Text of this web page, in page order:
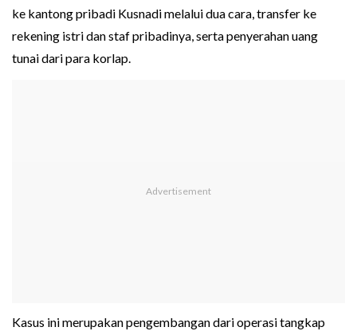
ke kantong pribadi Kusnadi melalui dua cara, transfer ke
rekening istri dan staf pribadinya, serta penyerahan uang
tunai dari para korlap.
Kasus ini merupakan pengembangan dari operasi tangkap